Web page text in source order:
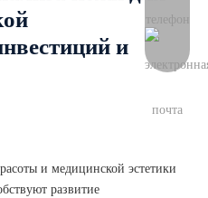
и
и медицинской эстетики
развитие